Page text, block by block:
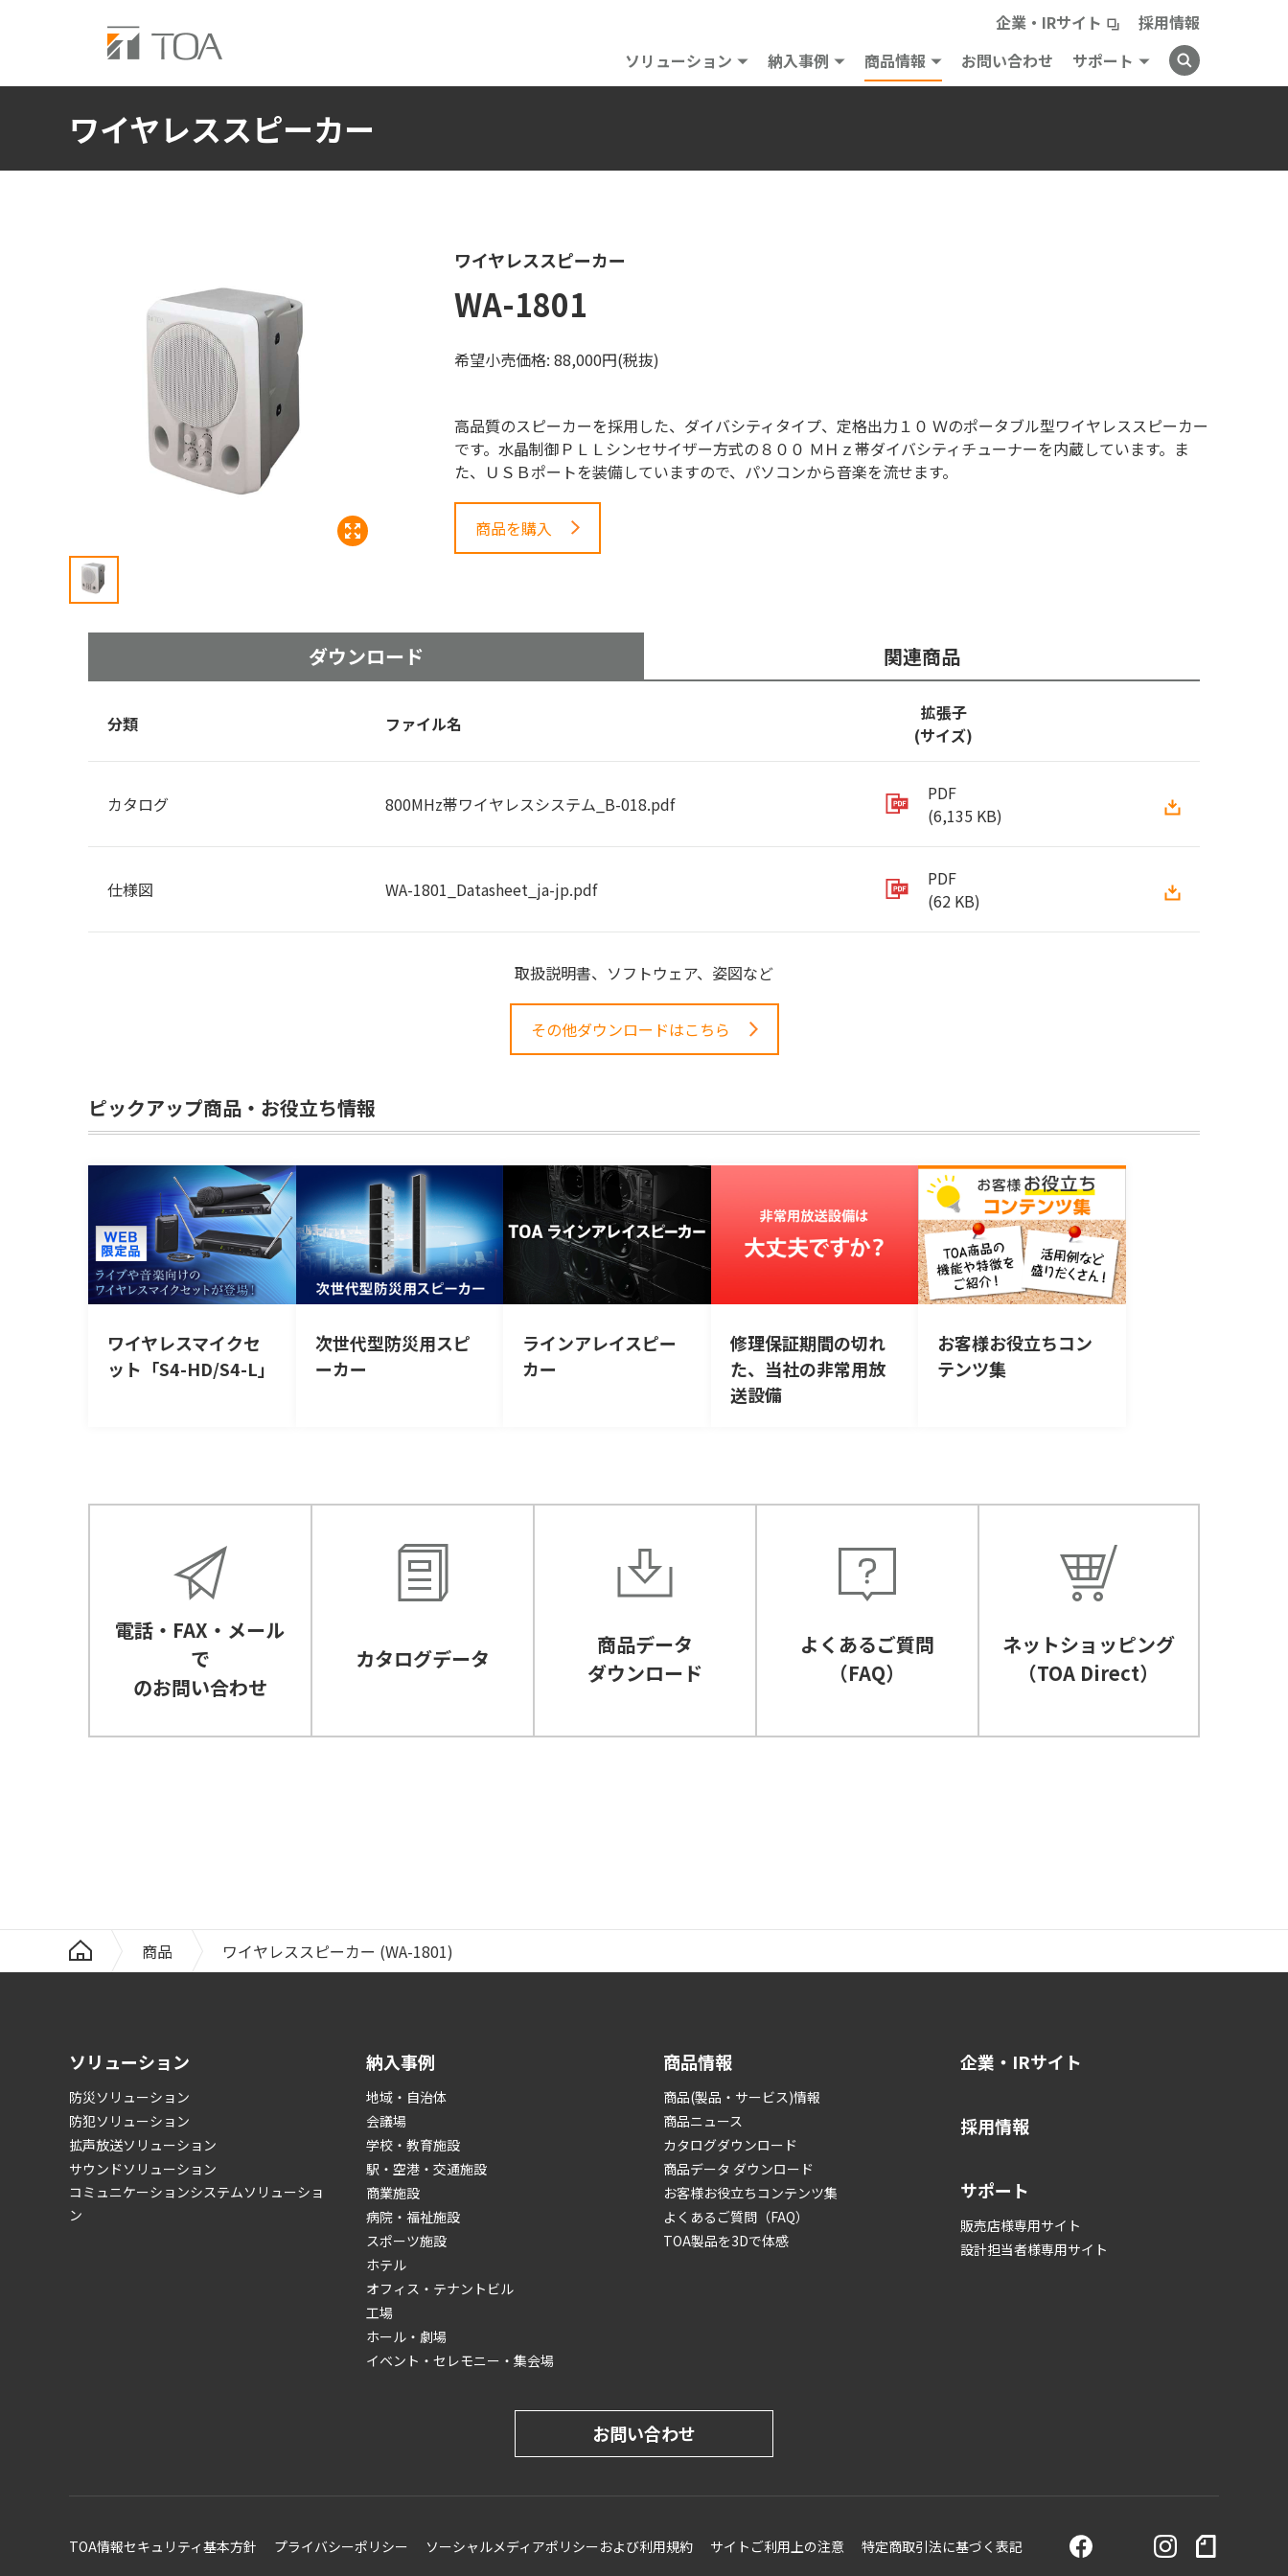
企業・IRサイト
採用情報
ソリューション
納入事例 商品情報 お問い合わせ サポート
ワイヤレススピーカー
ワイヤレススピーカー
WA-1801
希望小売価格: 88,000円(税抜)
高品質のスピーカーを採用した、ダイバシティタイプ、定格出力１０ Ｗのポータブル型ワイヤレススピーカー
です。水晶制御ＰＬＬシンセサイザー方式の８００ ＭＨｚ帯ダイバシティチューナーを内蔵しています。ま
た、ＵＳＢポートを装備していますので、パソコンから音楽を流せます。
商品を購入
ダウンロード 関連商品
分類 ファイル名
拡張子
(サイズ)
カタログ 800MHz帯ワイヤレスシステム_B-018.pdf
PDF
(6,135 KB)
仕様図 WA-1801_Datasheet_ja-jp.pdf
PDF
(62 KB)
取扱説明書、ソフトウェア、姿図など
その他ダウンロードはこちら
ピックアップ商品・お役立ち情報
ワイヤレスマイクセ
ット「S4-HD/S4-L」
次世代型防災用スピ
ーカー
ラインアレイスピー
カー
修理保証期間の切れ
た、当社の非常用放
送設備
お客様お役立ちコン
テンツ集
電話・FAX・メール
で
のお問い合わせ
カタログデータ
商品データ
ダウンロード
よくあるご質問
（FAQ）
ネットショッピング
（TOA Direct）
商品 ワイヤレススピーカー (WA-1801)
ソリューション
防災ソリューション
防犯ソリューション
拡声放送ソリューション
サウンドソリューション
コミュニケーションシステムソリューショ
ン
納入事例
地域・自治体
会議場
学校・教育施設
駅・空港・交通施設
商業施設
病院・福祉施設
スポーツ施設
ホテル
オフィス・テナントビル
工場
ホール・劇場
イベント・セレモニー・集会場
商品情報
商品(製品・サービス)情報
商品ニュース
カタログダウンロード
商品データ ダウンロード
お客様お役立ちコンテンツ集
よくあるご質問（FAQ）
TOA製品を3Dで体感
企業・IRサイト
採用情報
サポート
販売店様専用サイト
設計担当者様専用サイト
お問い合わせ
TOA情報セキュリティ基本方針 プライバシーポリシー ソーシャルメディアポリシーおよび利用規約 サイトご利用上の注意 特定商取引法に基づく表記